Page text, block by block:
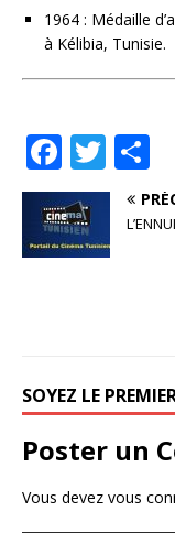
1964 : Médaille
à Kélibia, Tunisie.
F
a
c
e
k
T
w
it
te
ta
L’ENNUI
SOYEZ LE
Poster un
Vous devez vous